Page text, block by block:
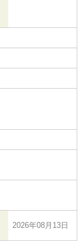
2026年08月13日